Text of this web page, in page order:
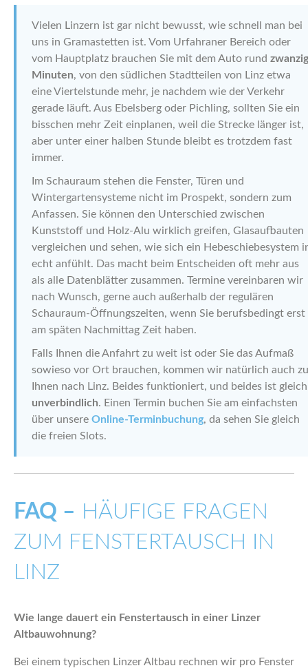
Vielen Linzern ist gar nicht bewusst, wie schnell man bei
uns in Gramastetten ist. Vom Urfahraner Bereich oder
vom Hauptplatz brauchen Sie mit dem Auto rund zwanzig
Minuten, von den südlichen Stadtteilen von Linz etwa
eine Viertelstunde mehr, je nachdem wie der Verkehr
gerade läuft. Aus Ebelsberg oder Pichling, sollten Sie ein
bisschen mehr Zeit einplanen, weil die Strecke länger ist,
aber unter einer halben Stunde bleibt es trotzdem fast
immer.
Im Schauraum stehen die Fenster, Türen und
Wintergartensysteme nicht im Prospekt, sondern zum
Anfassen. Sie können den Unterschied zwischen
Kunststoff und Holz-Alu wirklich greifen, Glasaufbauten
vergleichen und sehen, wie sich ein Hebeschiebesystem
echt anfühlt. Das macht beim Entscheiden oft mehr aus
als alle Datenblätter zusammen. Termine vereinbaren wir
nach Wunsch, gerne auch außerhalb der regulären
Schauraum-Öffnungszeiten, wenn Sie berufsbedingt erst
am späten Nachmittag Zeit haben.
Falls Ihnen die Anfahrt zu weit ist oder Sie das Aufmaß
sowieso vor Ort brauchen, kommen wir natürlich auch zu
Ihnen nach Linz. Beides funktioniert, und beides ist gleich
unverbindlich. Einen Termin buchen Sie am einfachsten
über unsere Online-Terminbuchung, da sehen Sie gleich
die freien Slots.
FAQ – HÄUFIGE FRAGEN
ZUM FENSTERTAUSCH IN
LINZ
Wie lange dauert ein Fenstertausch in einer Linzer
Altbauwohnung?
Bei einem typischen Linzer Altbau rechnen wir pro Fenster